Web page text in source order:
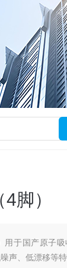
脚）
用于国产原子吸
声、低漂移等特